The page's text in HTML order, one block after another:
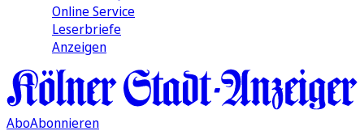
Online Service
Leserbriefe
Anzeigen
AboAbonnieren